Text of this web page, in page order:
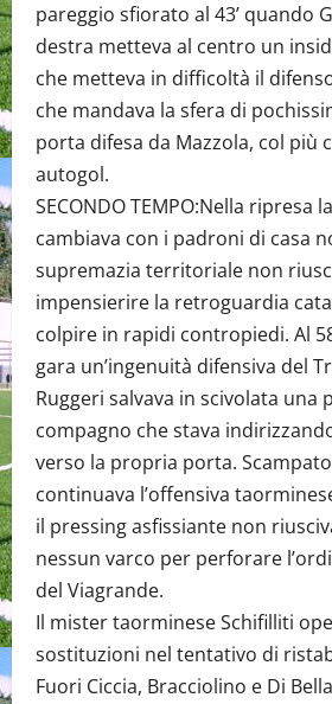
pareggio sfiorato al 43’ quando
destra metteva al centro un
che metteva in difficoltà il
che mandava la sfera di
porta difesa da Mazzola, col più
autogol.
SECONDO TEMPO:Nella ripresa
cambiava con i padroni di casa
supremazia territoriale non
impensierire la retroguardia
colpire in rapidi contropiedi. Al
gara un’ingenuità difensiva del
Ruggeri salvava in scivolata una
compagno che stava
verso la propria porta.
continuava l’offensiva
il pressing asfissiante non
nessun varco per perforare
del Viagrande.
Il mister taorminese Schifilliti
sostituzioni nel tentativo di
Fuori Ciccia, Bracciolino e Di